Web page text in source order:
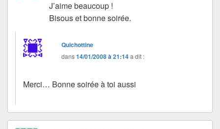
J’aime beaucoup !
Bisous et bonne soirée.
Quichottine
dans14/01/2008 à 21:14a dit :
Merci… Bonne soirée à toi aussi